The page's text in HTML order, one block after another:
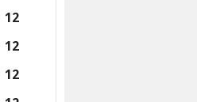
12
12
12